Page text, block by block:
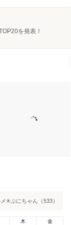
を発表！
✳︎ぷにちゃん（533）
木 金